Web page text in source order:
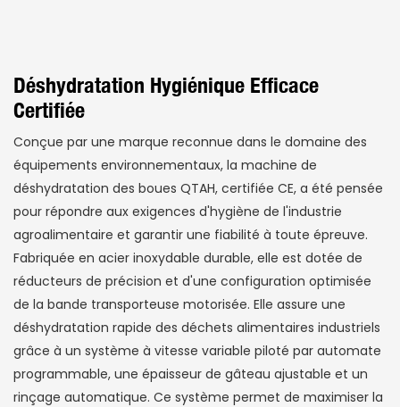
Déshydratation Hygiénique Efficace
Certifiée
Conçue par une marque reconnue dans le domaine des
équipements environnementaux, la machine de
déshydratation des boues QTAH, certifiée CE, a été pensée
pour répondre aux exigences d'hygiène de l'industrie
agroalimentaire et garantir une fiabilité à toute épreuve.
Fabriquée en acier inoxydable durable, elle est dotée de
réducteurs de précision et d'une configuration optimisée
de la bande transporteuse motorisée. Elle assure une
déshydratation rapide des déchets alimentaires industriels
grâce à un système à vitesse variable piloté par automate
programmable, une épaisseur de gâteau ajustable et un
rinçage automatique. Ce système permet de maximiser la